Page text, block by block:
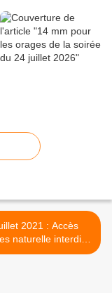
2021 : Accès
naturelle interdits
>